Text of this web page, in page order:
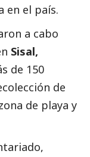
en el país.
a cabo
Sisal,
de 150
de
de playa y